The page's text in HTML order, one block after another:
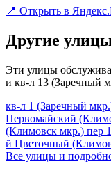
📍 Открыть в
Другие
Эти улицы
и кв-л 13 (Заречный
кв-л 1 (Заречный
Первомайский
(Климовск мкр.) пер
й Цветочный
Все улицы и